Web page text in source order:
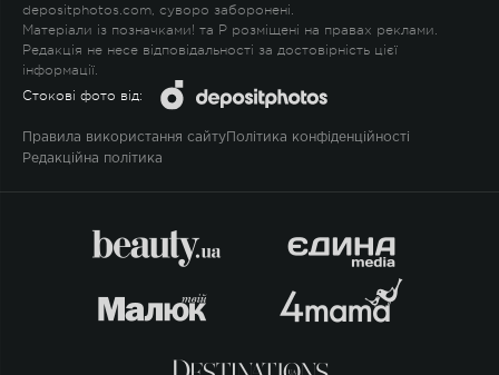
depositphotos.com, суворо заборонені.
Матеріали із позначками! та P розміщені на правах реклами.
Редакція не несе відповідальності за достовірність цієї
інформації.
Стокові фото від:
Правила використання сайту Політика конфіденційності
Редакційна політика